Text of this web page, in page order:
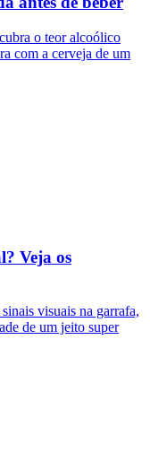
o teor alcoólico
com a cerveja de um
Veja os
visuais na garrafa,
de um jeito super